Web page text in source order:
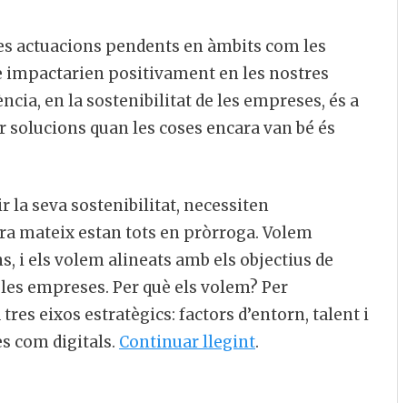
pendents en àmbits com les
impactarien positivament en les nostres
en la sostenibilitat de les empreses, és a
quan les coses encara van bé és
la seva sostenibilitat, necessiten
mateix estan tots en pròrroga. Volem
i els volem alineats amb els objectius de
empreses. Per què els volem? Per
eixos estratègics: factors d’entorn, talent i
com digitals. Continuar llegint.